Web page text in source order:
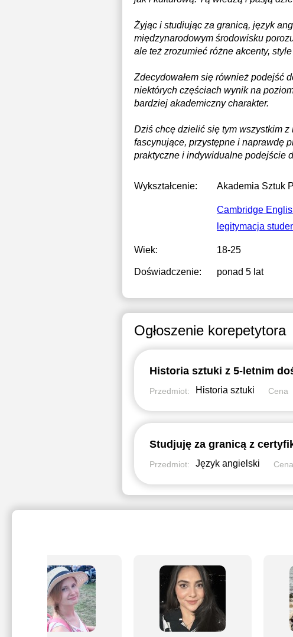
Żyjąc i studiując za granicą, język
międzynarodowym środowisku
ale też zrozumieć różne akcenty,
Zdecydowałem się również podejść
niektórych częściach wynik na
bardziej akademiczny charakter.
Dziś chcę dzielić się tym wszystkim
fascynujące, przystępne i naprawdę
praktyczne i indywidualne podejście
Wykształcenie: Akademia Sztuk
Cambridge
legitymacja
Wiek: 18-25
Doświadczenie: ponad 5 lat
Ogłoszenie korepetytora
Przedmiot: Historia sztuki Cena
Przedmiot: Język angielski Cena